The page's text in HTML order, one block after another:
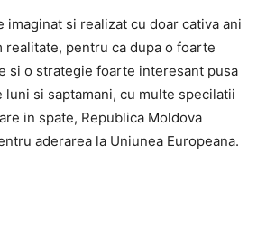
imaginat si realizat cu doar cativa ani
realitate, pentru ca dupa o foarte
si o strategie foarte interesant pusa
si saptamani, cu multe specilatii
in spate, Republica Moldova
aderarea la Uniunea Europeana.